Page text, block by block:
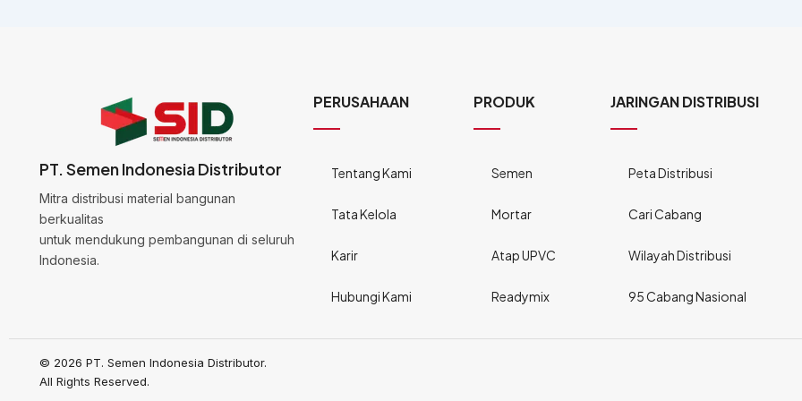
PT. Semen Indonesia Distributor
Mitra distribusi material bangunan
berkualitas
untuk mendukung pembangunan di seluruh
Indonesia.
PERUSAHAAN
Tentang Kami
Tata Kelola
Karir
Hubungi Kami
PRODUK
Semen
Mortar
Atap UPVC
Readymix
JARINGAN DISTRIBUSI
Peta Distribusi
Cari Cabang
Wilayah Distribusi
95 Cabang Nasional
© 2026 PT. Semen Indonesia Distributor.
All Rights Reserved.